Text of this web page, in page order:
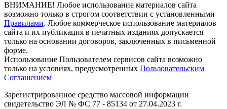
ВНИМАНИЕ! Любое использование материалов сайта
возможно только в строгом соответствии с установленными
Правилами. Любое коммерческое использование материалов
сайта и их публикация в печатных изданиях допускается
только на основании договоров, заключенных в письменной
форме.
Использование Пользователем сервисов сайта возможно
только на условиях, предусмотренных Пользовательским
Соглашением
Зарегистрированное средство массовой информации
свидетельство ЭЛ № ФС 77 - 85134 от 27.04.2023 г.